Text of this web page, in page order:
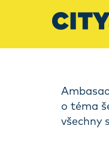
o téma
všechny